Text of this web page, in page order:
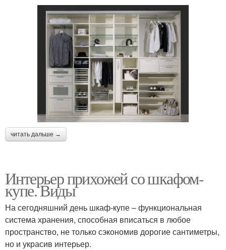
читать дальше →
Интерьер прихожей со шкафом-
купе. Виды
На сегодняшний день шкаф-купе – функциональная
система хранения, способная вписаться в любое
пространство, не только сэкономив дорогие сантиметры,
но и украсив интерьер.